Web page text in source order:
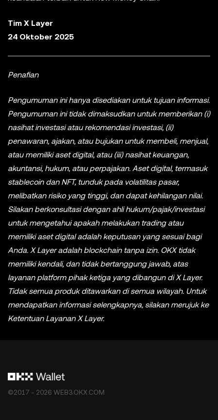
Tim X Layer
24 Oktober 2025
Penafian
Pengumuman ini hanya disediakan untuk tujuan informasi.
Pengumuman ini tidak dimaksudkan untuk memberikan (i)
nasihat investasi atau rekomendasi investasi, (ii)
penawaran, ajakan, atau bujukan untuk membeli, menjual,
atau memiliki aset digital, atau (iii) nasihat keuangan,
akuntansi, hukum, atau perpajakan. Aset digital, termasuk
stablecoin dan NFT, tunduk pada volatilitas pasar,
melibatkan risiko yang tinggi, dan dapat kehilangan nilai.
Silakan berkonsultasi dengan ahli hukum/pajak/investasi
untuk mengetahui apakah melakukan trading atau
memiliki aset digital adalah keputusan yang sesuai bagi
Anda. X Layer adalah blockchain tanpa izin. OKX tidak
memiliki kendali, dan tidak bertanggung jawab, atas
layanan platform pihak ketiga yang dibangun di X Layer.
Tidak semua produk ditawarkan di semua wilayah. Untuk
mendapatkan informasi selengkapnya, silakan merujuk ke
Ketentuan Layanan X Layer.
©2017 - 2026 WEB3.OKX.COM